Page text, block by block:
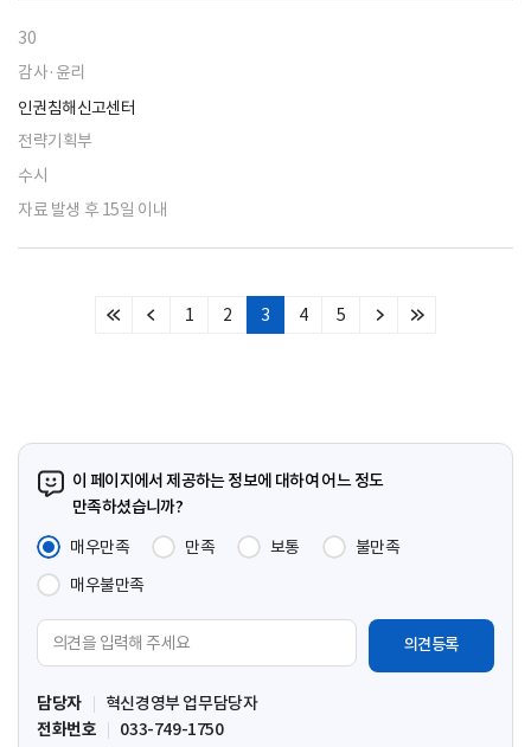
30
감사·윤리
인권침해신고센터
전략기획부
수시
자료 발생 후 15일 이내
처
이
1 2 3 4 5
다
마
이 페이지에서 제공하는 정보에 대하여 어느 정도
만족하셨습니까?
매우만족
만족 보통
불만족
매우불만족
견
입
력
담당자
혁신경영부 업무담당자
전화번호
033-749-1750